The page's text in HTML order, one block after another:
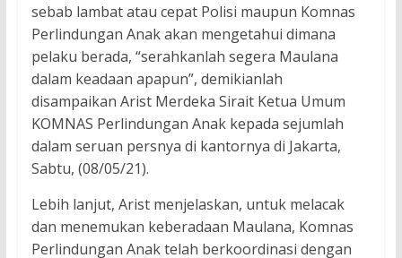
sebab lambat atau cepat Polisi maupun Komnas
Perlindungan Anak akan mengetahui dimana
pelaku berada, “serahkanlah segera Maulana
dalam keadaan apapun”, demikianlah
disampaikan Arist Merdeka Sirait Ketua Umum
KOMNAS Perlindungan Anak kepada sejumlah
dalam seruan persnya di kantornya di Jakarta,
Sabtu, (08/05/21).
Lebih lanjut, Arist menjelaskan, untuk melacak
dan menemukan keberadaan Maulana, Komnas
Perlindungan Anak telah berkoordinasi dengan